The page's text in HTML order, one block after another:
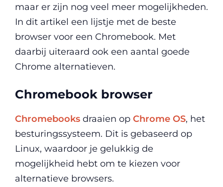
maar er zijn nog veel meer mogelijkheden.
In dit artikel een lijstje met de beste
browser voor een Chromebook. Met
daarbij uiteraard ook een aantal goede
Chrome alternatieven.
Chromebook browser
Chromebooks draaien op Chrome OS, het
besturingssysteem. Dit is gebaseerd op
Linux, waardoor je gelukkig de
mogelijkheid hebt om te kiezen voor
alternatieve browsers.